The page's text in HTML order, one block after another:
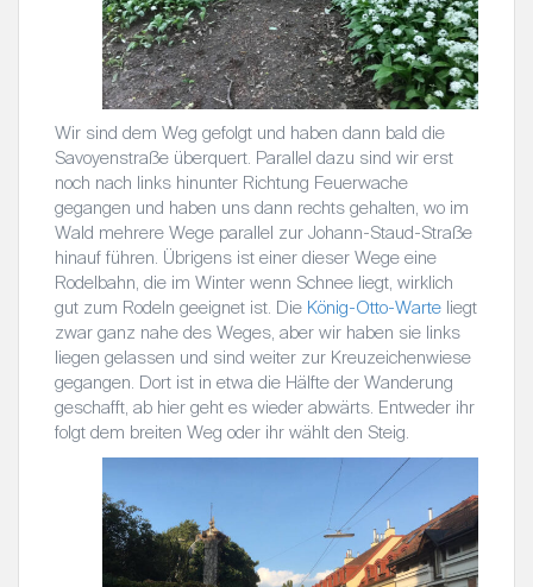
Wir sind dem Weg gefolgt und haben dann bald die
Savoyenstraße überquert. Parallel dazu sind wir erst
noch nach links hinunter Richtung Feuerwache
gegangen und haben uns dann rechts gehalten, wo im
Wald mehrere Wege parallel zur Johann-Staud-Straße
hinauf führen. Übrigens ist einer dieser Wege eine
Rodelbahn, die im Winter wenn Schnee liegt, wirklich
gut zum Rodeln geeignet ist. Die König-Otto-Warte liegt
zwar ganz nahe des Weges, aber wir haben sie links
liegen gelassen und sind weiter zur Kreuzeichenwiese
gegangen. Dort ist in etwa die Hälfte der Wanderung
geschafft, ab hier geht es wieder abwärts. Entweder ihr
folgt dem breiten Weg oder ihr wählt den Steig.